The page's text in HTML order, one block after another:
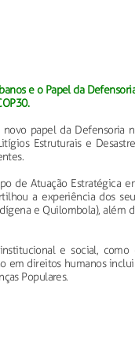
e o Papel da
novo papel da Defensoria
Estruturais e
de Atuação Estratégica
a experiência dos
e Quilombola), além
e social, como
em direitos humanos
Populares.